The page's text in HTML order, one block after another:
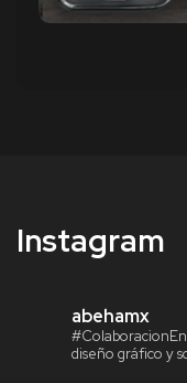
Instagram
abehamx
diseño gráfico y